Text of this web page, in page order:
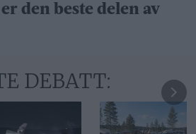
den beste delen av
DEBATT: